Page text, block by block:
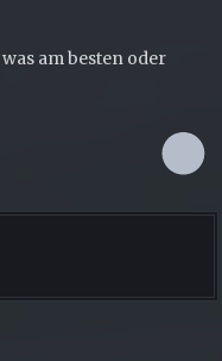
am besten oder